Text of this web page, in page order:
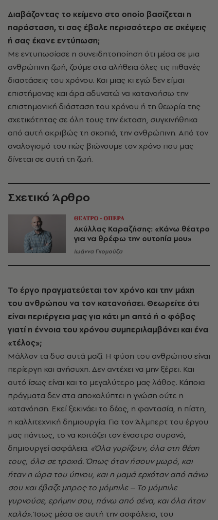
Διαβάζοντας το κείμενο στο οποίο βασίζεται η
παράσταση, τι σας έβαλε περισσότερο σε σκέψεις
ή σας έκανε εντύπωση;
Με εντυπωσίασε η συνειδητοποίηση ότι μέσα σε μια
ανθρώπινη ζωή, ζούμε στα αλήθεια όλες τις πιθανές
διαστάσεις του χρόνου. Και μιας κι εγώ δεν είμαι
επιστήμονας και άρα αδυνατώ να κατανοήσω την
επιστημονική διάσταση του χρόνου ή τη θεωρία της
σχετικότητας σε όλη τους την έκταση, συγκινήθηκα
από αυτή ακριβώς τη σκοπιά, την ανθρώπινη. Από τον
αναλογισμό του πώς βιώνουμε τον χρόνο που μας
δίνεται σε αυτή τη ζωή.
Σχετικό Άρθρο
ΘΕΑΤΡΟ - ΟΠΕΡΑ
Ακύλλας Καραζήσης: «Κάνω θέατρο
για να θρέφω την ουτοπία μου»
Ιωάννα Γκομούζα
Το έργο πραγματεύεται τον χρόνο και την μάχη
του ανθρώπου να τον κατανοήσει. Θεωρείτε ότι
είναι περιέργεια μας για κάτι μη απτό ή ο φόβος
γιατί η έννοια του χρόνου συμπεριλαμβάνει και ένα
«τέλος»;
Μάλλον τα δυο αυτά μαζί. Η φύση του ανθρώπου είναι
περίεργη και ανήσυχη. Δεν αντέχει να μην ξέρει. Και
αυτό ίσως είναι και το μεγαλύτερο μας λάθος. Κάποια
πράγματα δεν στα αποκαλύπτει η γνώση ούτε η
κατανόηση. Εκεί ξεκινάει το δέος, η φαντασία, η πίστη,
η καλλιτεχνική δημιουργία. Για τον Άλμπερτ του έργου
μας πάντως, το να κοιτάζει τον έναστρο ουρανό,
δημιουργεί ασφάλεια. «Όλα γυρίζουν, όλα στη θέση
τους, όλα σε τροχιά.Όπως όταν ήσουν μωρό, και
ήταν η ώρα του ύπνου, και η μαμά ερχόταν από πάνω
σου και έβαζε μπρος το μόμπιλε – Το μόμπιλε
γυρνούσε, ερήμηνσου, πάνω από σένα, και όλα ήταν
καλά».Ίσως μέσα σε αυτή την ασφάλεια, του